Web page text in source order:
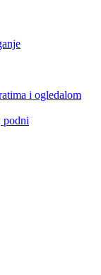
i ogledalom
podni